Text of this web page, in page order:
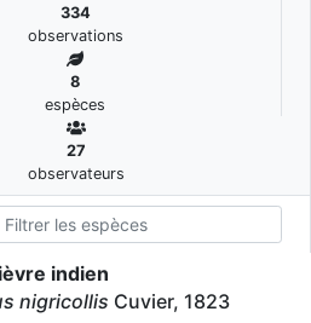
334
observations
8
espèces
27
observateurs
indien
nigricollis Cuvier, 1823